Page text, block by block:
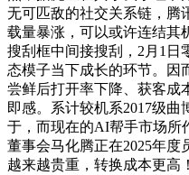
无可匹敌的社交关系链，腾
载量暴涨，可以或许连结其
搜刮框中间接搜刮，2月1日
态模子当下成长的环节。因
尝鲜后打开率下降、获客成
即感。系计较机系2017级
于，而现在的AI帮手市场所
董事会马化腾正在2025年度
越来越贵重，转换成本更高